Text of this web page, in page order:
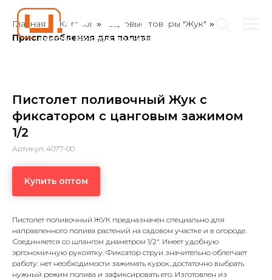
Главная Каталог » Садовые товары "Жук" »
Приспособления для полива
Пистолет поливочный Жук с
фиксатором с цанговым зажимом
1/2
Артикул: 4077-00
Купить оптом
Пистолет поливочный ЖУК предназначен специально для
направленного полива растений на садовом участке и в огороде.
Соединяется со шлангом диаметром 1/2". Имеет удобную
эргономичную рукоятку. Фиксатор струи значительно облегчает
работу: нет необходимости зажимать курок, достаточно выбрать
нужный режим полива и зафиксировать его. Изготовлен из